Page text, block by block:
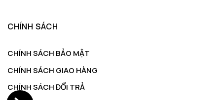
CHÍNH SÁCH
CHÍNH SÁCH BẢO MẬT
CHÍNH SÁCH GIAO HÀNG
CHÍNH SÁCH ĐỔI TRẢ